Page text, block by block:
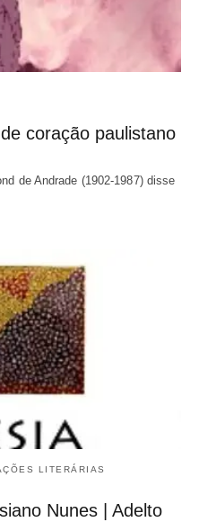
coração paulistano
de Andrade (1902-1987) disse
LITERÁRIAS
Nunes | Adelto